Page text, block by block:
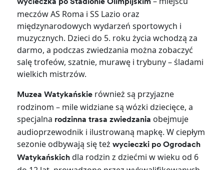
wycieczka po Stadionie Olimpijskim
meczów AS Roma i SS Lazio oraz
międzynarodowych wydarzeń sportowych i
muzycznych. Dzieci do 5. roku życia wchodzą za
darmo, a podczas zwiedzania można zobaczyć
salę trofeów, szatnie, murawę i trybuny – śladami
wielkich mistrzów.
Muzea Watykańskie również są przyjazne
rodzinom – mile widziane są wózki dziecięce, a
specjalna rodzinna trasa zwiedzania obejmuje
audioprzewodnik i ilustrowaną mapkę. W ciepłym
sezonie odbywają się teżwycieczki po Ogrodach
Watykańskich dla rodzin z dziećmi w wieku od 6